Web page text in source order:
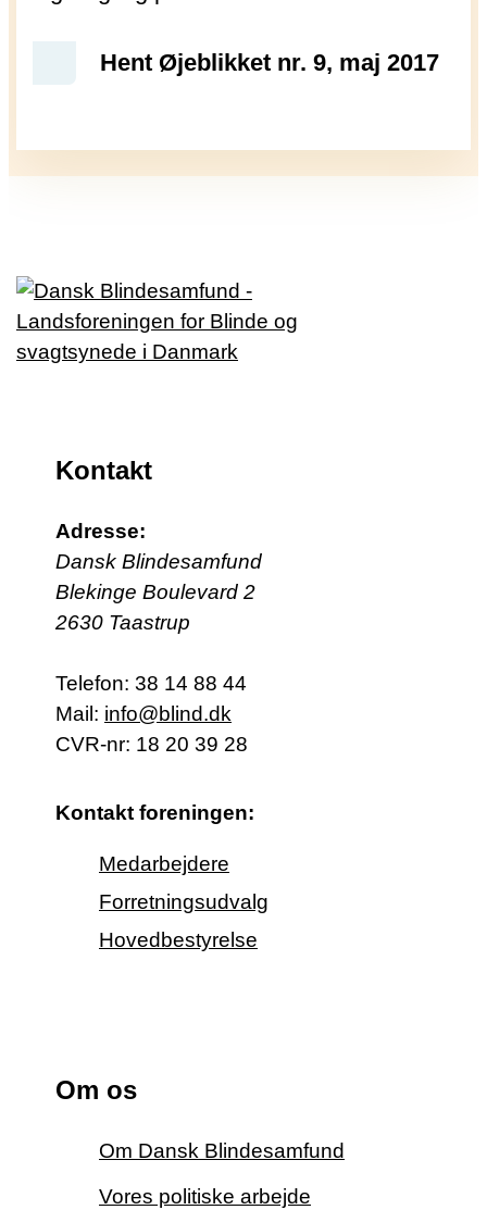
Hent Øjeblikket nr. 9, maj 2017
Kontakt
Adresse:
Dansk Blindesamfund
Blekinge Boulevard 2
2630 Taastrup
Telefon: 38 14 88 44
Mail: info@blind.dk
CVR-nr: 18 20 39 28
Kontakt foreningen:
Medarbejdere
Forretningsudvalg
Hovedbestyrelse
Om os
Om Dansk Blindesamfund
Vores politiske arbejde